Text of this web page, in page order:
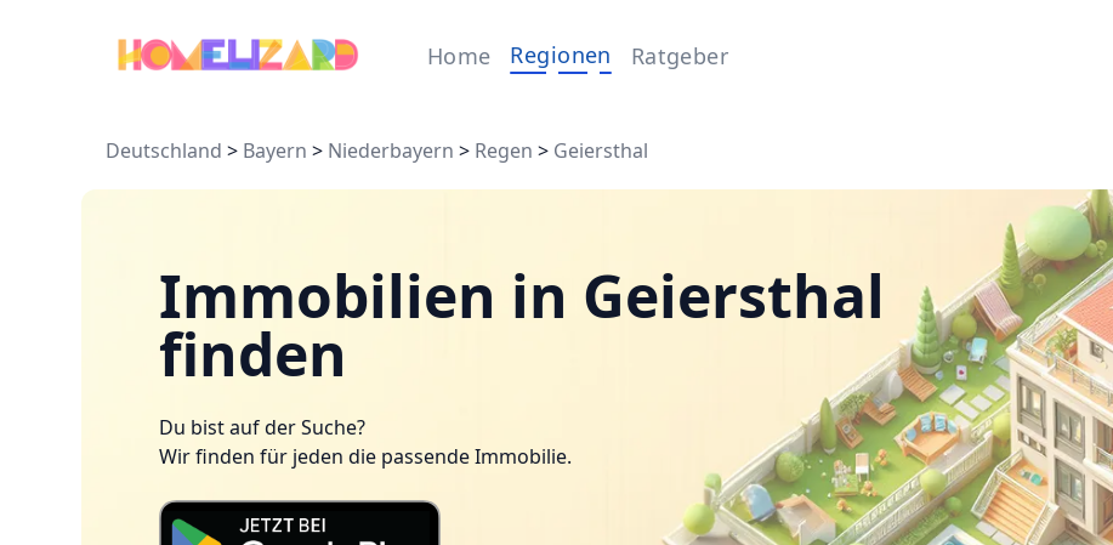
Home Regionen Ratgeber
Deutschland > Bayern > Niederbayern > Regen > Geiersthal
Immobilien in Geiersthal
finden
Du bist auf der Suche?
Wir finden für jeden die passende Immobilie.